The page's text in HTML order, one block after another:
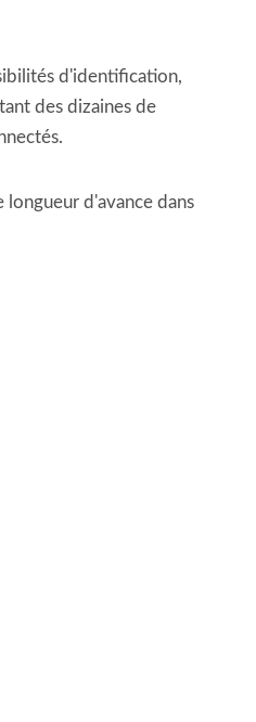
d'identification,
des dizaines de
d'avance dans